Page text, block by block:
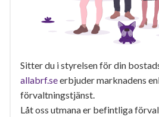
Sitter du i styrelsen för din
allabrf.seerbjuder marknadens
förvaltningstjänst.
Låt oss utmana er befintliga